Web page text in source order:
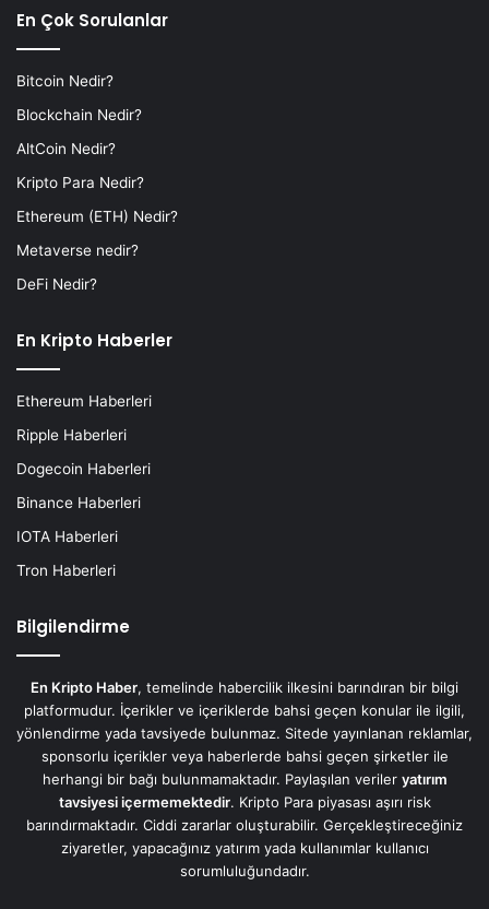
En Çok Sorulanlar
Bitcoin Nedir?
Blockchain Nedir?
AltCoin Nedir?
Kripto Para Nedir?
Ethereum (ETH) Nedir?
Metaverse nedir?
DeFi Nedir?
En Kripto Haberler
Ethereum Haberleri
Ripple Haberleri
Dogecoin Haberleri
Binance Haberleri
IOTA Haberleri
Tron Haberleri
Bilgilendirme
En Kripto Haber, temelinde habercilik ilkesini barındıran bir bilgi
platformudur. İçerikler ve içeriklerde bahsi geçen konular ile ilgili,
yönlendirme yada tavsiyede bulunmaz. Sitede yayınlanan reklamlar,
sponsorlu içerikler veya haberlerde bahsi geçen şirketler ile
herhangi bir bağı bulunmamaktadır. Paylaşılan veriler yatırım
tavsiyesi içermemektedir. Kripto Para piyasası aşırı risk
barındırmaktadır. Ciddi zararlar oluşturabilir. Gerçekleştireceğiniz
ziyaretler, yapacağınız yatırım yada kullanımlar kullanıcı
sorumluluğundadır.